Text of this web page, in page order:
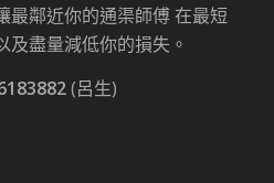
最鄰近你的通渠師傅 在最短
及盡量減低你的損失。
(呂生)